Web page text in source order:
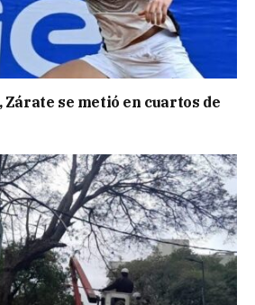
Zárate se metió en cuartos de